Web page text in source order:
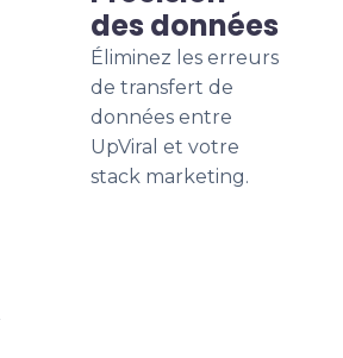
des données
Éliminez les erreurs
de transfert de
données entre
UpViral et votre
stack marketing.